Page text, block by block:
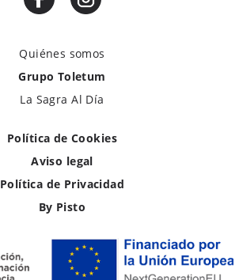
Quiénes somos
Grupo Toletum
La Sagra Al Día
Política de Cookies
Aviso legal
Política de Privacidad
By Pisto